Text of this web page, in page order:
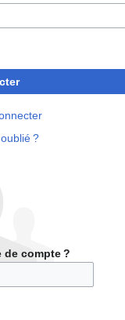
?
de compte ?